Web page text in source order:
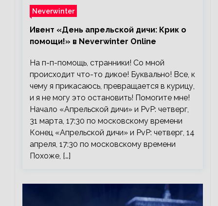
Neverwinter
Ивент «День апрельской дичи: Крик о
помощи!» в Neverwinter Online
На п-п-помощь, странники! Со мной
происходит что-то дикое! Буквально! Все, к
чему я прикасаюсь, превращается в курицу,
и я не могу это остановить! Помогите мне!
Начало «Апрельской дичи» и PvP: четверг,
31 марта, 17:30 по московскому времени
Конец «Апрельской дичи» и PvP: четверг, 14
апреля, 17:30 по московскому времени
Похоже, […]